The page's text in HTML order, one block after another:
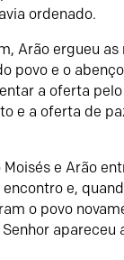
ordenado.
Arão ergueu as
povo e o
a oferta
e a oferta de
Moisés e Arão
e,
o povo
Senhorapareceu